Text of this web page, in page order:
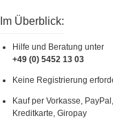
Im Überblick:
Hilfe und Beratung unter
+49 (0) 5452 13 03
Keine Registrierung
Kauf per Vorkasse,
Kreditkarte, Giropay